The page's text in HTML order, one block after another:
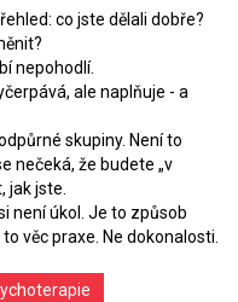
co jste dělali dobře?
nepohodlí.
ale naplňuje - a
skupiny. Není to
nečeká, že budete „v
jak jste.
není úkol. Je to způsob
věc praxe. Ne dokonalosti.